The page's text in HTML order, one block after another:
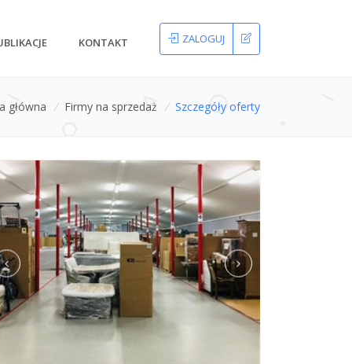
KONTAKT ZALOGUJ
główna / Firmy na sprzedaż / Szczegóły oferty